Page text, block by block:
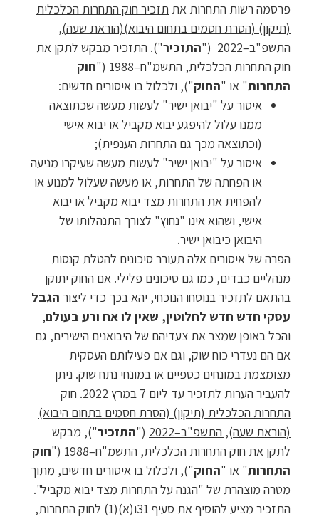
פרסמה רשות התחרות את תזכיר חוק התחרות הכלכלית
(תיקון) (הסרת חסמים בתחום היבוא)(הוראת שעה),
התשפ"ב–2022
("התזכיר"). התזכיר מבקש לתקן את
חוק התחרות הכלכלית, התשמ"ח–1988 ("
חוק
התחרות" או "החוק"), ולכלול בו איסורים חדשים:
איסור על "יבואן ישיר" לעשות מעשה שכתוצאה
ממנו עלול להיפגע יבוא מקביל או יבוא אישי
(וכתוצאה מכך גם התחרות הענפית);
איסור על "יבואן ישיר" לעשות מעשה שעיקרו מניעה
או הפחתה של התחרות, או מעשה שעלול למנוע או
להפחית את התחרות מצד יבוא מקביל או יבוא
אישי, ושהוא אינו "נחוץ" לצורך התנהלותו של
היבואן כיבואן ישיר.
הפרה של איסורים אלה תעורר סיכונים להטלת קנסות
מנהליים כבדים, כמו גם סיכונים פלילי. אם החוק יתוקן
בהתאם לתזכיר בנוסחו הנוכחי, יהא בכך כדי ליצור הגבל
עסקי חדש חדש לחלוטין, שאין לו אח ורע בעולם,
והכל באופן שמצר את צעדיהם של היבואנים הישירים, גם
אם הם נעדרי כוח שוק, וגם אם פעילותם העסקית
מצומצמת במונחים כספיים או במונחי נתח שוק. ניתן
להעביר הערות לתזכיר עד ליום 7 במרץ 2022.
חוק
התחרות הכלכלית (תיקון) (הסרת חסמים בתחום היבוא)
(הוראת שעה), התשפ"ב–2022
("התזכיר"), מבקש
לתקן את חוק התחרות הכלכלית, התשמ"ח–1988 ("
חוק
התחרות" או "החוק"), ולכלול בו איסורים חדשים, מתוך
מטרה מוצהרת של "הגנה על התחרות מצד יבוא מקביל".
התזכיר מציע להוסיף את סעיף 31ו(א)(1) לחוק התחרות,